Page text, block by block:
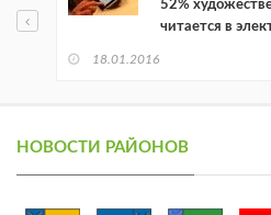
52%
читается в
18.01.2016
НОВОСТИ РАЙОНОВ